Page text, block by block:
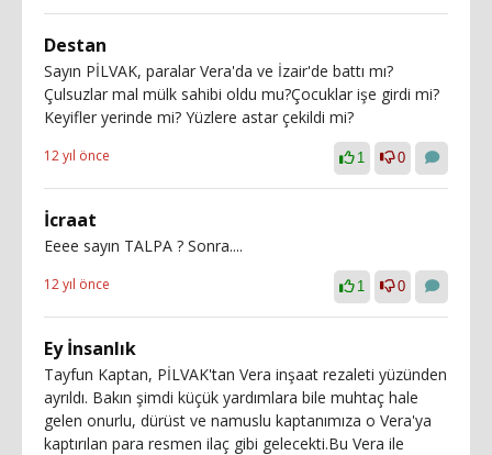
Destan
Sayın PİLVAK, paralar Vera'da ve İzair'de battı mı?
Çulsuzlar mal mülk sahibi oldu mu?Çocuklar işe girdi mi?
Keyifler yerinde mi? Yüzlere astar çekildi mi?
12 yıl önce 1 0
İcraat
Eeee sayın TALPA ? Sonra....
12 yıl önce 1 0
Ey İnsanlık
Tayfun Kaptan, PİLVAK'tan Vera inşaat rezaleti yüzünden
ayrıldı. Bakın şimdi küçük yardımlara bile muhtaç hale
gelen onurlu, dürüst ve namuslu kaptanımıza o Vera'ya
kaptırılan para resmen ilaç gibi gelecekti.Bu Vera ile